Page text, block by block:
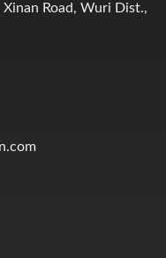
Xinan Road, Wuri Dist.,